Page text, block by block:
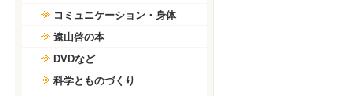
コミュニケーション・身体
遠山啓の本
DVDなど
科学とものづくり